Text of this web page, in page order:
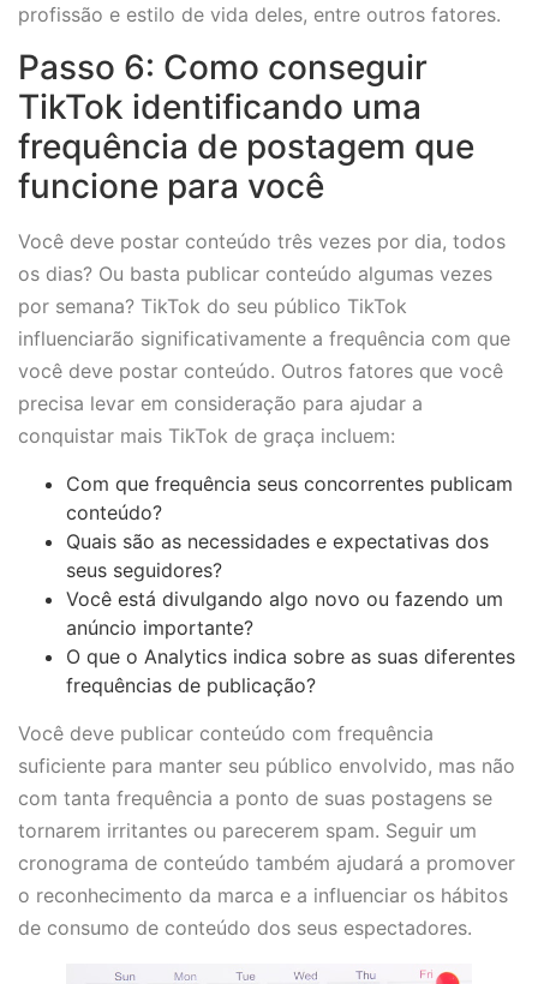
profissão e estilo de vida deles, entre outros fatores.
Passo 6: Como conseguir
TikTok identificando uma
frequência de postagem que
funcione para você
Você deve postar conteúdo três vezes por dia, todos
os dias? Ou basta publicar conteúdo algumas vezes
por semana? TikTok do seu público TikTok
influenciarão significativamente a frequência com que
você deve postar conteúdo. Outros fatores que você
precisa levar em consideração para ajudar a
conquistar mais TikTok de graça incluem:
Com que frequência seus concorrentes publicam
conteúdo?
Quais são as necessidades e expectativas dos
seus seguidores?
Você está divulgando algo novo ou fazendo um
anúncio importante?
O que o Analytics indica sobre as suas diferentes
frequências de publicação?
Você deve publicar conteúdo com frequência
suficiente para manter seu público envolvido, mas não
com tanta frequência a ponto de suas postagens se
tornarem irritantes ou parecerem spam. Seguir um
cronograma de conteúdo também ajudará a promover
o reconhecimento da marca e a influenciar os hábitos
de consumo de conteúdo dos seus espectadores.